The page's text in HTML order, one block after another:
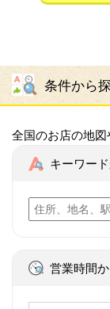
条件から
全国のお店の地図
キーワー
営業時間